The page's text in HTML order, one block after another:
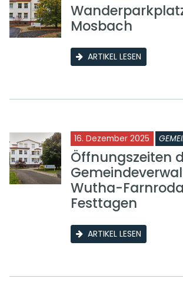
Mosbach
ARTIKEL LESEN
16. Dezember 2025
Öffnungszeiten
Wutha-
Festtagen
ARTIKEL LESEN